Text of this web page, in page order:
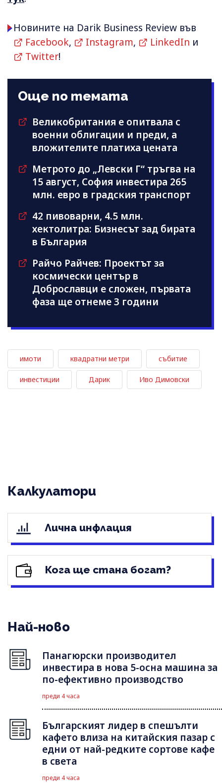
Новините на Darik Business Review във
Facebook, Instagram, LinkedIn и
Twitter!
Още по темата
Великобритания е опитвала с
военни облигации и преди, а
вложителите платиха цената
Метрото до „Левски Г“ тръгва на
15 август, София инвестира 265
млн. евро в градския транспорт
42 пивоварни, 4.5 млн.
хектолитра: Бизнесът зад бирата
в България
Райчо Райчев: Проектът за
космически център в
Доброславци е сложен, първата
фаза ще отнеме 3 години
имоти квадратни метри събитие
инвестиции Дарик Иво Димовски
Калкулатори
Лична инфлация
Кога ще стана богат?
Най-ново
Панагюрски производител
инвестира в нова 5-осна машина за
по-ефективно производство
преди 4 часа
Българският лидер в спешълти
кафето влиза на китайския пазар с
едни от най-редките сортове кафе
в света
преди 4 часа